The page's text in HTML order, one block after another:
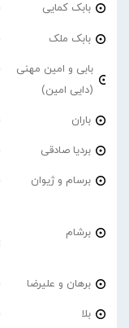
بابک کمایی
بابک ملک
بابی و امین مهنی
(دایی امین)
باران
بردیا صادقی
برسام و ژیوان
برشام
برهان و علیرضا
بلا